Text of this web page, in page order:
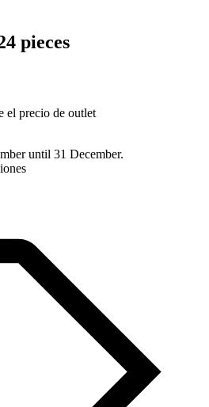
pieces
el precio de outlet
until 31 December.